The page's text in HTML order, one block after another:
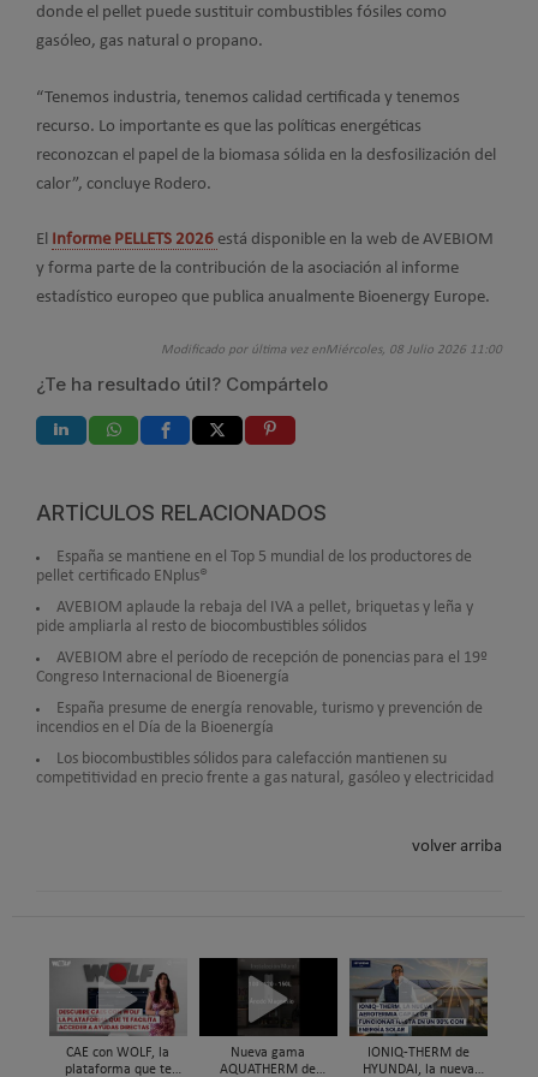
donde el pellet puede sustituir combustibles fósiles como
gasóleo, gas natural o propano.
“Tenemos industria, tenemos calidad certificada y tenemos
recurso. Lo importante es que las políticas energéticas
reconozcan el papel de la biomasa sólida en la desfosilización del
calor”, concluye Rodero.
El Informe PELLETS 2026 está disponible en la web de AVEBIOM
y forma parte de la contribución de la asociación al informe
estadístico europeo que publica anualmente Bioenergy Europe.
Modificado por última vez enMiércoles, 08 Julio 2026 11:00
¿Te ha resultado útil? Compártelo
ARTÍCULOS RELACIONADOS
España se mantiene en el Top 5 mundial de los productores de
pellet certificado ENplus®
AVEBIOM aplaude la rebaja del IVA a pellet, briquetas y leña y
pide ampliarla al resto de biocombustibles sólidos
AVEBIOM abre el período de recepción de ponencias para el 19º
Congreso Internacional de Bioenergía
España presume de energía renovable, turismo y prevención de
incendios en el Día de la Bioenergía
Los biocombustibles sólidos para calefacción mantienen su
competitividad en precio frente a gas natural, gasóleo y electricidad
volver arriba
CAE con WOLF, la
plataforma que te
Nueva gama
AQUATHERM de
IONIQ-THERM de
HYUNDAI, la nueva